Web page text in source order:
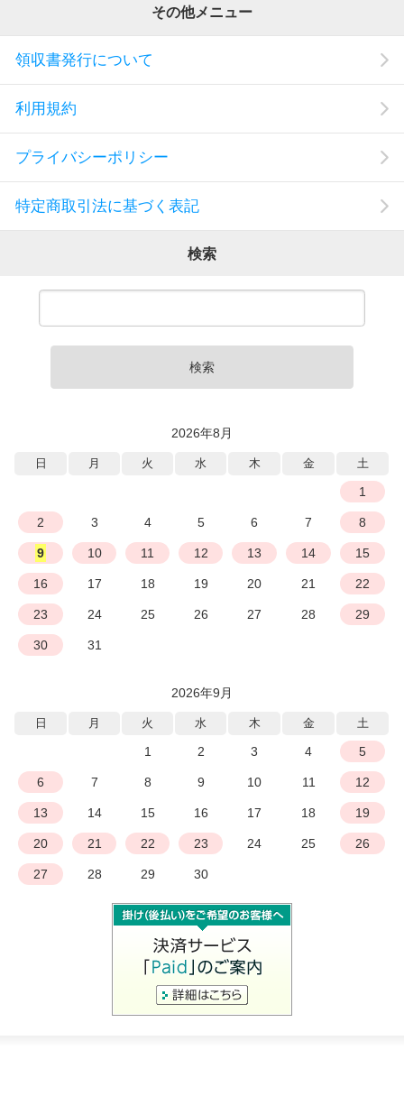
その他メニュー
領収書発行について
利用規約
プライバシーポリシー
特定商取引法に基づく表記
検索
検索
2026年8月
日 月 火 水 木 金 土
1
2 3 4 5 6 7 8
9 10 11 12 13 14 15
16 17 18 19 20 21 22
23 24 25 26 27 28 29
30 31
2026年9月
日 月 火 水 木 金 土
1 2 3 4 5
6 7 8 9 10 11 12
13 14 15 16 17 18 19
20 21 22 23 24 25 26
27 28 29 30